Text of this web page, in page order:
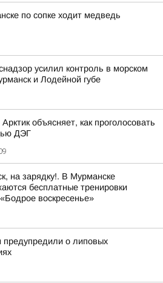
по сопке ходит медведь
усилил контроль в морском
и Лодейной губе
объясняет, как проголосовать
ДЭГ
на зарядку!. В Мурманске
бесплатные тренировки
воскресенье»
предупредили о липовых